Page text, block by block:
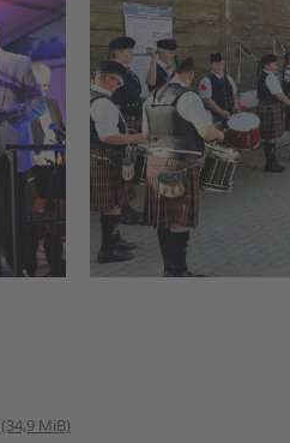
(34,9 MiB)